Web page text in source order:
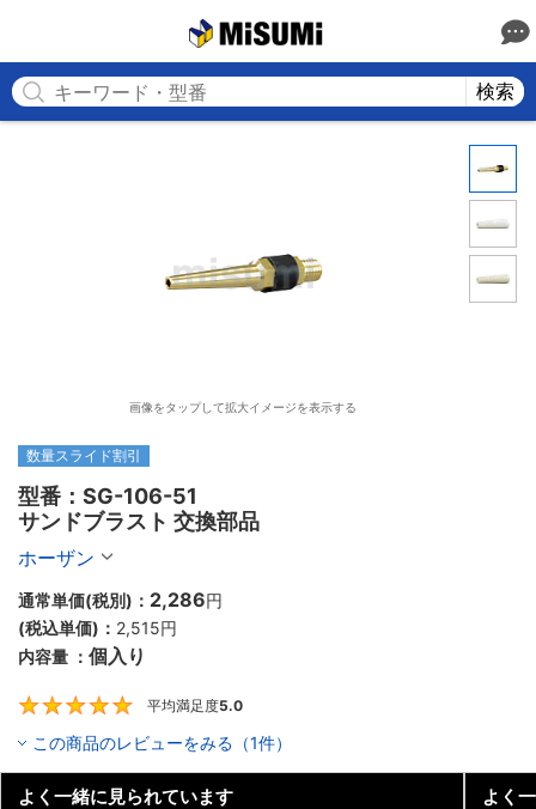
検索
画像をタップして拡大イメージを表示する
数量スライド割引
型番：SG-106-51
サンドブラスト 交換部品
ホーザン
通常単価(税別)： 2,286円
(税込単価)： 2,515円
内容量 ： 個入り
平均満足度5.0
この商品のレビューをみる（1件）
よく一緒に見られています よく